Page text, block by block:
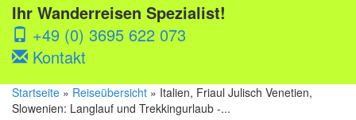
Ihr Wanderreisen Spezialist!
+49 (0) 3695 622 073
Kontakt
Startseite » Reiseübersicht » Italien, Friaul Julisch Venetien,
Slowenien: Langlauf und Trekkingurlaub -...